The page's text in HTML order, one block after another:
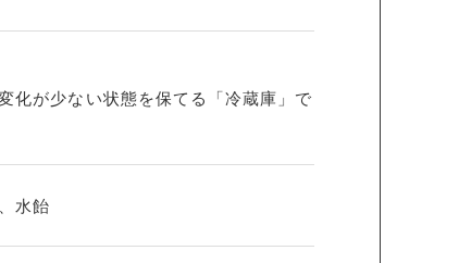
化が少ない状態を保てる「冷蔵庫」で
水飴